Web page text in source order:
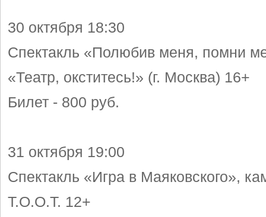
30 октября 18:30
Спектакль «Полюбив меня, помни
«Театр, окститесь!» (г. Москва) 16+
Билет - 800 руб.
31 октября 19:00
Спектакль «Игра в Маяковского»,
Т.О.О.Т. 12+